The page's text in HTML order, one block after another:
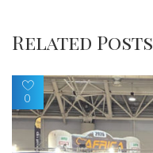
Related Posts
0